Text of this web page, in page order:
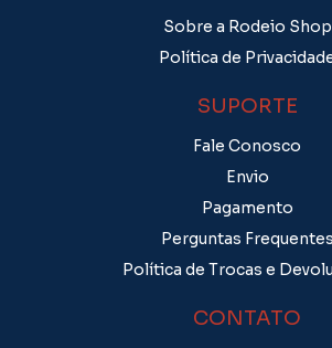
Sobre a Rodeio Shop
Política de
SUPORTE
Fale Conosco
Envio
Pagamento
Perguntas Frequentes
Política de Trocas e
CONTATO